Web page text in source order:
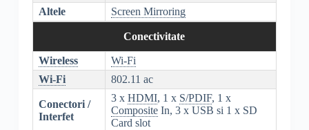
Altele Screen Mirroring
Conectivitate
Wireless
Wi-Fi
Wi-Fi
802.11 ac
Conectori /
Interfet
3 x HDMI, 1 x S/PDIF, 1 x
CompositeIn, 3 x USB si 1 x SD
Card slot